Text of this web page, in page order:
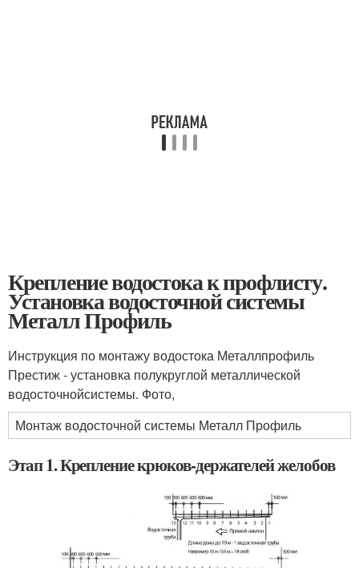
Крепление водостока к профлисту.
Установка водосточной системы
Металл Профиль
Инструкция по монтажу водостока Металлпрофиль
Престиж - установка полукруглой металлической
водосточнойсистемы. Фото,
Монтаж водосточной системы Металл Профиль
Этап 1. Крепление крюков-держателей желобов